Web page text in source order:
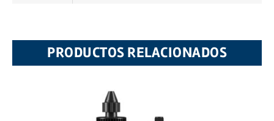
PRODUCTOS RELACIONADOS